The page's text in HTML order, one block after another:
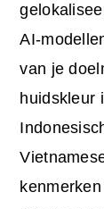
AI-
van je
huidskleur